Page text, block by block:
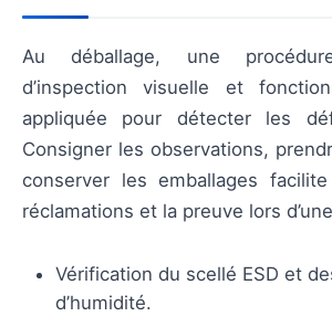
Au déballage, une
d’inspection visuelle et
appliquée pour détecter les
Consigner les observations,
conserver les emballages
réclamations et la preuve lors
Vérification du scellé ESD et
d’humidité.